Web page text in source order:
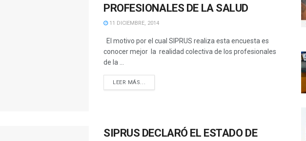
PROFESIONALES DE LA SALUD
11 DICIEMBRE, 2014
El motivo por el cual SIPRUS realiza esta encuesta es
conocer mejor la realidad colectiva de los profesionales
de la ...
LEER MÁS...
SIPRUS DECLARÓ EL ESTADO DE